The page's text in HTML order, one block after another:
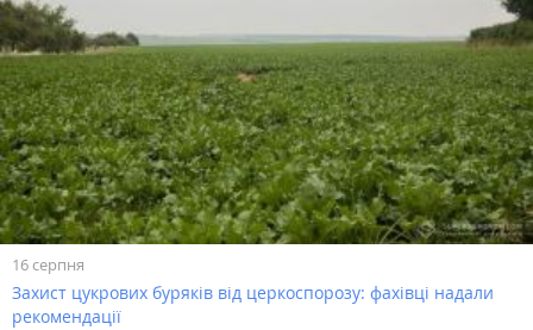
16 серпня
Захист цукрових буряків від церкоспорозу: фахівці надали
рекомендації